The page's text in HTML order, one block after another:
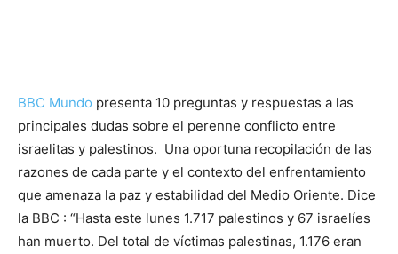
BBC Mundo presenta 10 preguntas y respuestas a las
principales dudas sobre el perenne conflicto entre
israelitas y palestinos. Una oportuna recopilación de las
razones de cada parte y el contexto del enfrentamiento
que amenaza la paz y estabilidad del Medio Oriente. Dice
la BBC : “Hasta este lunes 1.717 palestinos y 67 israelíes
han muerto. Del total de víctimas palestinas, 1.176 eran